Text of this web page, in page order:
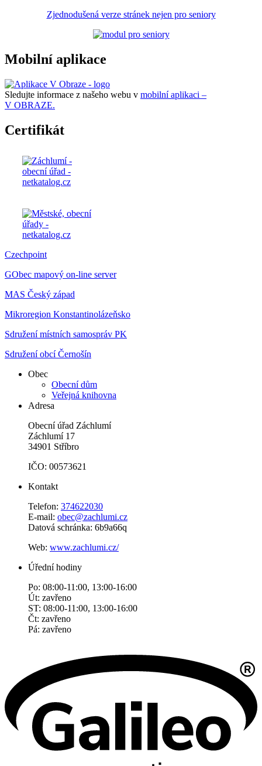
Zjednodušená verze stránek nejen pro seniory
Mobilní aplikace
Sledujte informace z našeho webu v mobilní aplikaci –
V OBRAZE.
Certifikát
Czechpoint
GObec mapový on-line server
MAS Český západ
Mikroregion Konstantinolázeňsko
Sdružení místních samospráv PK
Sdružení obcí Černošín
Obec
Obecní dům
Veřejná knihovna
Adresa
Obecní úřad Záchlumí
Záchlumí 17
34901 Stříbro
IČO: 00573621
Kontakt
Telefon: 374622030
E-mail: obec@zachlumi.cz
Datová schránka: 6b9a66q
Web: www.zachlumi.cz/
Úřední hodiny
Po: 08:00-11:00, 13:00-16:00
Út: zavřeno
ST: 08:00-11:00, 13:00-16:00
Čt: zavřeno
Pá: zavřeno